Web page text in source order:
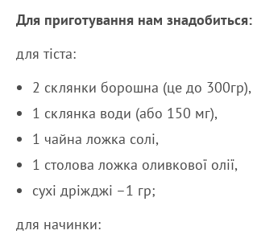
Для приготування нам знадобиться:
для тіста:
2 склянки борошна (це до 300гр),
1 склянка води (або 150 мг),
1 чайна ложка солі,
1 столова ложка оливкової олії,
сухі дріжджі –1 гр;
для начинки: